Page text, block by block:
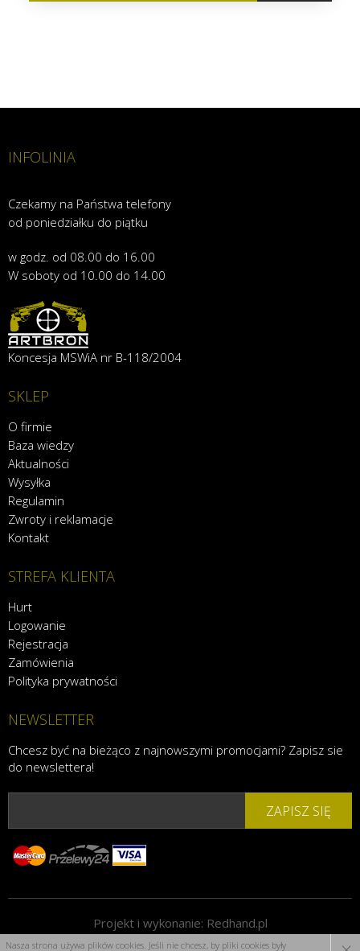
INFOLINIA
Czekamy na Państwa telefony
od poniedziałku do piątku
w godz. od 08.00 do 16.00
W soboty od 10.00 do 14.00
Koncesja MSWiA nr B-118/2004
SKLEP
O firmie
Baza wiedzy
Aktualności
Wysyłka
Regulamin
Zwroty i reklamacje
Kontakt
STREFA KLIENTA
Hurt
Logowanie
Rejestracja
Zamówienia
Polityka prywatności
NEWSLETTER
Chcesz być na bieżąco z najnowszymi promocjami? Zapisz sie
do newslettera!
ZAPISZ SIĘ
Projekt i wykonanie: Redhand.pl
Nasza strona używa plików cookies. Jeśli nie chcesz, by pliki cookies były